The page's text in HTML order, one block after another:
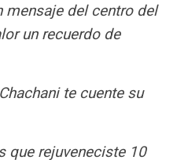
mensaje del centro del
un recuerdo de
te cuente su
que rejuveneciste 10